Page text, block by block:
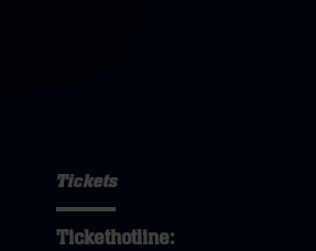
Tickets
Tickethotline: